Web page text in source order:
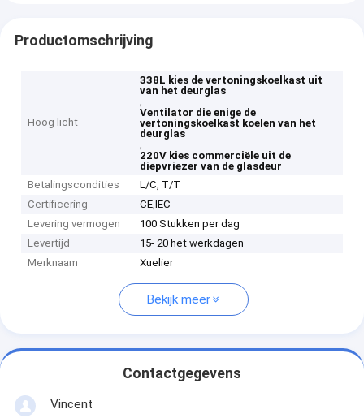
Productomschrijving
Hoog licht
338L kies de vertoningskoelkast uit
van het deurglas
,
Ventilator die enige de
vertoningskoelkast koelen van het
deurglas
,
220V kies commerciële uit de
diepvriezer van de glasdeur
Betalingscondities
L/C, T/T
Certificering
CE,IEC
Levering vermogen
100 Stukken per dag
Levertijd
15- 20 het werkdagen
Merknaam
Xuelier
Bekijk meer
Contactgegevens
Vincent